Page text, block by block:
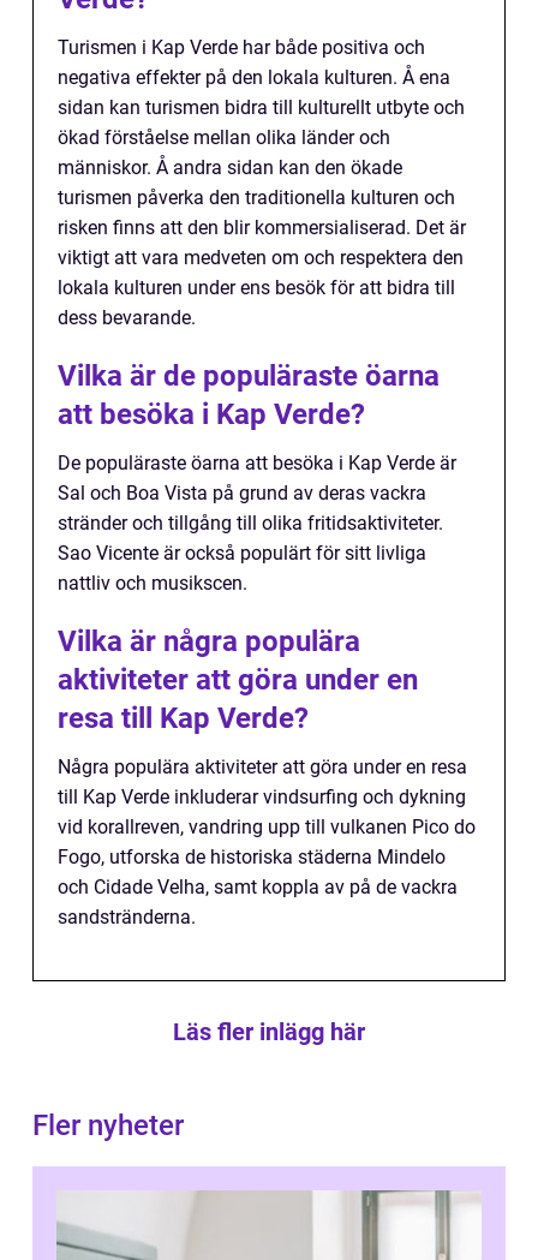
Turismen i Kap Verde har både positiva och
negativa effekter på den lokala kulturen. Å ena
sidan kan turismen bidra till kulturellt utbyte och
ökad förståelse mellan olika länder och
människor. Å andra sidan kan den ökade
turismen påverka den traditionella kulturen och
risken finns att den blir kommersialiserad. Det är
viktigt att vara medveten om och respektera den
lokala kulturen under ens besök för att bidra till
dess bevarande.
Vilka är de populäraste öarna
att besöka i Kap Verde?
De populäraste öarna att besöka i Kap Verde är
Sal och Boa Vista på grund av deras vackra
stränder och tillgång till olika fritidsaktiviteter.
Sao Vicente är också populärt för sitt livliga
nattliv och musikscen.
Vilka är några populära
aktiviteter att göra under en
resa till Kap Verde?
Några populära aktiviteter att göra under en resa
till Kap Verde inkluderar vindsurfing och dykning
vid korallreven, vandring upp till vulkanen Pico do
Fogo, utforska de historiska städerna Mindelo
och Cidade Velha, samt koppla av på de vackra
sandstränderna.
Läs fler inlägg här
Fler nyheter